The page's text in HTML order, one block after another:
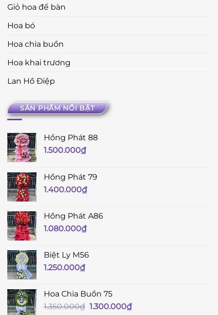
Giỏ hoa để bàn
Hoa bó
Hoa chia buồn
Hoa khai trương
Lan Hồ Điệp
SẢN PHẨM NỔI BẬT
Hồng Phát 88
1.500.000₫
Hồng Phát 79
1.400.000₫
Hồng Phát A86
1.080.000₫
Biệt Ly M56
1.250.000₫
Hoa Chia Buồn 75
1.350.000₫ Giá
1.300.000₫Giá